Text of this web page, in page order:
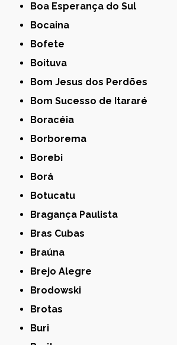
Boa Esperança do Sul
Bocaina
Bofete
Boituva
Bom Jesus dos Perdões
Bom Sucesso de Itararé
Boracéia
Borborema
Borebi
Borá
Botucatu
Bragança Paulista
Bras Cubas
Braúna
Brejo Alegre
Brodowski
Brotas
Buri